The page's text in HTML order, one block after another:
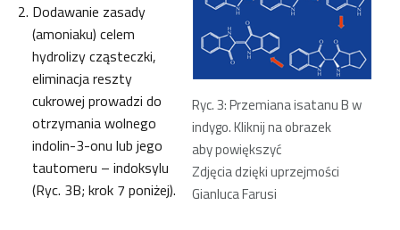
Ryc. 3: Przemiana isatanu B w
indygo. Kliknij na obrazek
aby powiększyć
Zdjęcia dzięki uprzejmości
Gianluca Farusi
Dodawanie zasady
(amoniaku) celem
hydrolizy cząsteczki,
eliminacja reszty
cukrowej prowadzi do
otrzymania wolnego
indolin-3-onu lub jego
tautomeru – indoksylu
(Ryc. 3B; krok 7 poniżej).